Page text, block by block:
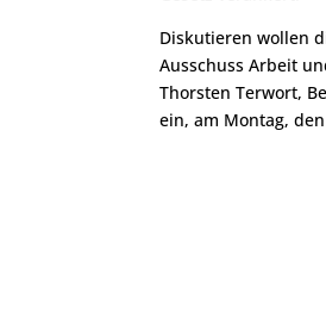
Diskutieren wollen
Ausschuss Arbeit
Thorsten Terwort,
ein, am Montag,